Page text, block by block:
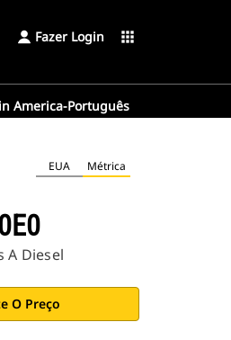
Fazer Login apps
America-Português
EUA Métrica
A Diesel
O Preço